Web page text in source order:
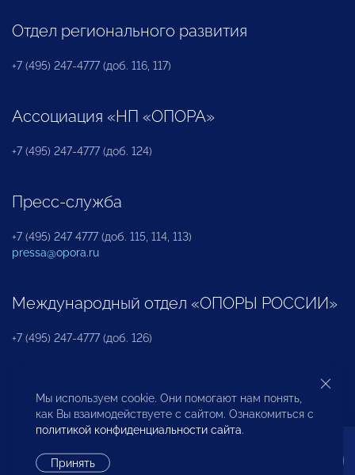
Отдел регионального развития
+7 (495) 247-4777 (доб. 116, 117)
Ассоциация «НП «ОПОРА»
+7 (495) 247-4777 (доб. 124)
Пресс-служба
+7 (495) 247 4777 (доб. 115, 114, 113)
pressa@opora.ru
Международный отдел «ОПОРЫ РОССИИ»
+7 (495) 247-4777 (доб. 126)
Бюро по защите прав предпринимателей и
инвесторов
Мы используем cookie. Они помогают нам понять,
как Вы взаимодействуете с сайтом. Ознакомиться с
политикой конфиденциальности сайта.
Принять